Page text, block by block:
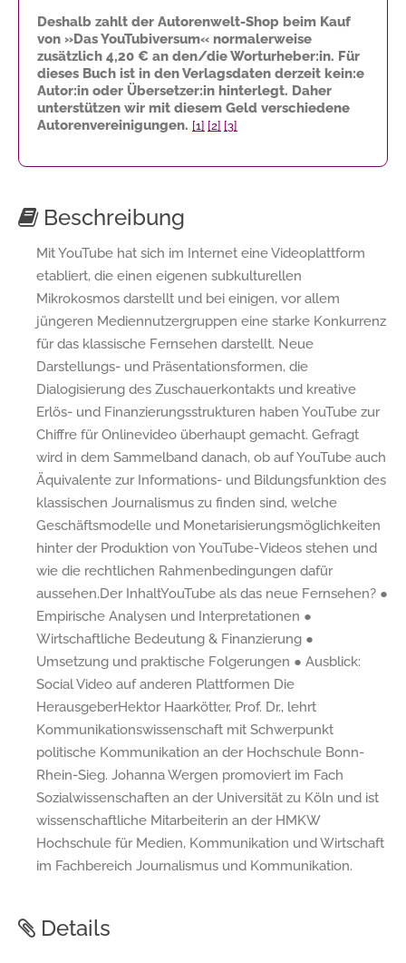
Deshalb zahlt der Autorenwelt-Shop beim Kauf
von »Das YouTubiversum« normalerweise
zusätzlich 4,20 € an den/die Worturheber:in. Für
dieses Buch ist in den Verlagsdaten derzeit kein:e
Autor:in oder Übersetzer:in hinterlegt. Daher
unterstützen wir mit diesem Geld verschiedene
Autorenvereinigungen. [1] [2] [3]
Beschreibung
Mit YouTube hat sich im Internet eine Videoplattform
etabliert, die einen eigenen subkulturellen
Mikrokosmos darstellt und bei einigen, vor allem
jüngeren Mediennutzergruppen eine starke Konkurrenz
für das klassische Fernsehen darstellt. Neue
Darstellungs- und Präsentationsformen, die
Dialogisierung des Zuschauerkontakts und kreative
Erlös- und Finanzierungsstrukturen haben YouTube zur
Chiffre für Onlinevideo überhaupt gemacht. Gefragt
wird in dem Sammelband danach, ob auf YouTube auch
Äquivalente zur Informations- und Bildungsfunktion des
klassischen Journalismus zu finden sind, welche
Geschäftsmodelle und Monetarisierungsmöglichkeiten
hinter der Produktion von YouTube-Videos stehen und
wie die rechtlichen Rahmenbedingungen dafür
aussehen.Der InhaltYouTube als das neue Fernsehen? ●
Empirische Analysen und Interpretationen ●
Wirtschaftliche Bedeutung & Finanzierung ●
Umsetzung und praktische Folgerungen ● Ausblick:
Social Video auf anderen Plattformen Die
HerausgeberHektor Haarkötter, Prof. Dr., lehrt
Kommunikationswissenschaft mit Schwerpunkt
politische Kommunikation an der Hochschule Bonn-
Rhein-Sieg. Johanna Wergen promoviert im Fach
Sozialwissenschaften an der Universität zu Köln und ist
wissenschaftliche Mitarbeiterin an der HMKW
Hochschule für Medien, Kommunikation und Wirtschaft
im Fachbereich Journalismus und Kommunikation.
Details